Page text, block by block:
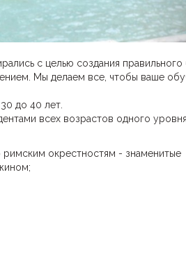
с целью создания правильного
Мы делаем все, чтобы ваше
до 40 лет.
всех возрастов одного
римским окрестностям - знаменитые